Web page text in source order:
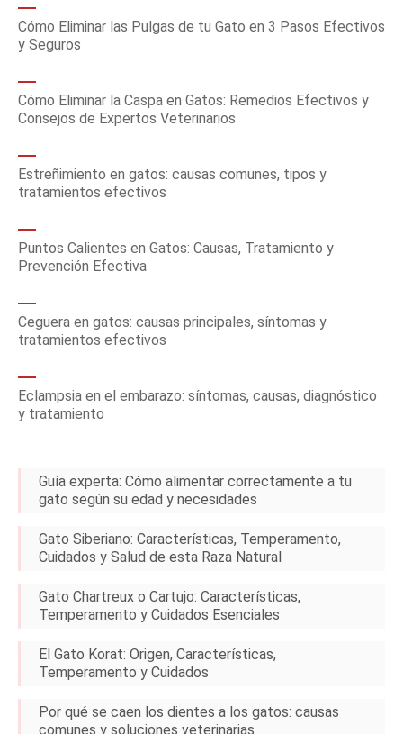
Cómo Eliminar las Pulgas de tu Gato en 3 Pasos Efectivos
y Seguros
Cómo Eliminar la Caspa en Gatos: Remedios Efectivos y
Consejos de Expertos Veterinarios
Estreñimiento en gatos: causas comunes, tipos y
tratamientos efectivos
Puntos Calientes en Gatos: Causas, Tratamiento y
Prevención Efectiva
Ceguera en gatos: causas principales, síntomas y
tratamientos efectivos
Eclampsia en el embarazo: síntomas, causas, diagnóstico
y tratamiento
Guía experta: Cómo alimentar correctamente a tu
gato según su edad y necesidades
Gato Siberiano: Características, Temperamento,
Cuidados y Salud de esta Raza Natural
Gato Chartreux o Cartujo: Características,
Temperamento y Cuidados Esenciales
El Gato Korat: Origen, Características,
Temperamento y Cuidados
Por qué se caen los dientes a los gatos: causas
comunes y soluciones veterinarias